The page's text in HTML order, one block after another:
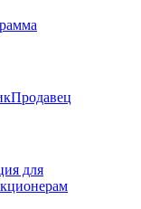
Продавец
для